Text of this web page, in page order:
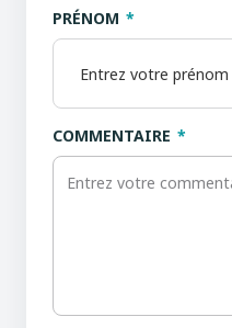
PRÉNOM
COMMENTAIRE